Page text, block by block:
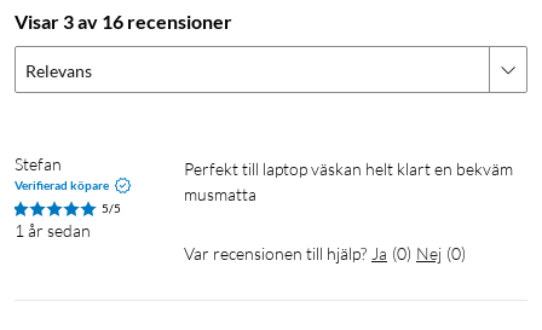
Visar 3 av 16 recensioner
Relevans
Stefan
Verifierad köpare
5/5
1 år sedan
perfekt till laptop väskan helt klart en bekväm
musmatta
Var recensionen till hjälp? Ja (0) Nej (0)